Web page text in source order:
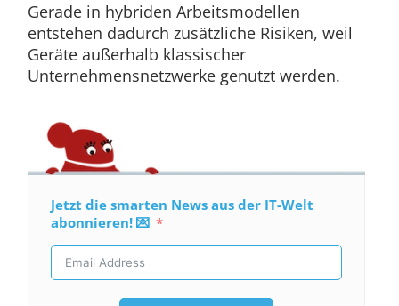
Gerade in hybriden Arbeitsmodellen
entstehen dadurch zusätzliche Risiken, weil
Geräte außerhalb klassischer
Unternehmensnetzwerke genutzt werden.
Jetzt die smarten News aus der IT-Welt
abonnieren! 💌